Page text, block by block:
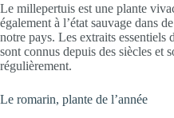
Le millepertuis est une plante
également à l’état sauvage dans
notre pays. Les extraits essentiels
sont connus depuis des siècles et
régulièrement.
Le romarin, plante de l’année